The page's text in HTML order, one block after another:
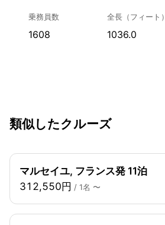
乗務員数
1608
全長（フィート）
1036.0
類似したクルーズ
マルセイユ, フランス発 11泊
312,550円 / 1名 〜